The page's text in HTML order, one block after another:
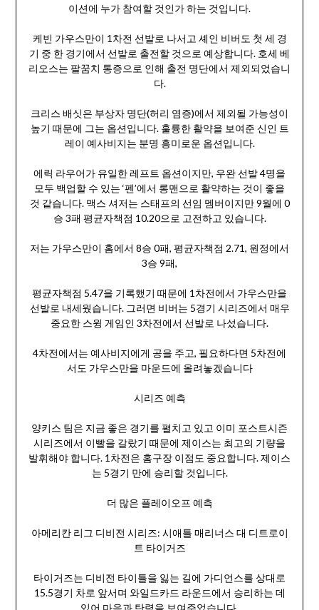
이션에 누가 참여할 것인가 하는 것입니다.
케빈 가우스만이 1차전 선발로 나서고 셰인 비버도 첫 세 경
기 중 한 경기에서 선발로 출전할 것으로 예상합니다. 호세 베
리오스는 팔꿈치 통증으로 인해 출전 명단에서 제외되었습니
다.
크리스 배싯은 부상자 명단(허리 염증)에서 제외될 가능성이
높기 때문에 그는 옵션입니다. 훌륭한 활약을 보여준 신인 트
레이 예사비지는 분명 흥미로운 옵션입니다.
에릭 라우어가 유일한 레프트 옵션이지만, 우완 선발 4명을
모두 백업할 수 있는 ‘펜’에서 롱맨으로 활약하는 것이 좋을
것 같습니다. 맥스 셔저는 스태프의 선임 멤버이지만 9월에 0
승 3패 평균자책점 10.20으로 고전하고 있습니다.
저는 가우스만이 홈에서 8승 0패, 평균자책점 2.71, 원정에서
3승 9패,
평균자책점 5.47을 기록했기 때문에 1차전에서 가우스만을
선발로 내세웠습니다. 그러면 비버는 5경기 시리즈에서 매우
중요한 스윙 게임인 3차전에서 선발로 나섰습니다.
4차전에서는 예사비지에게 공을 주고, 필요하다면 5차전에
서도 가우스만을 마운드에 올려놓겠습니다
시리즈 예측
양키스 팀은 지금 좋은 경기를 펼치고 있고 이미 포스트시즌
시리즈에서 이빨을 갈랐기 때문에 제이스는 최고의 기량을
발휘해야 합니다. 1차전은 홈구장 이점도 중요합니다. 제이스
는 5경기 만에 승리할 것입니다.
더 많은 플레이오프 예측
아메리칸 리그 디비전 시리즈: 시애틀 매리너스 대 디트로이
트 타이거즈
타이거즈는 디비전 타이틀을 잃는 길에 가디언스를 상대로
15.5경기 차로 앞서며 와일드카드 라운드에서 승리하는 데
있어 마음과 탄력을 보여주었습니다.